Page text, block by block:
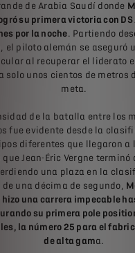
de Arabia Saudí donde
su primera victoria con
por la noche. Partiendo
el piloto alemán se aseguró
al recuperar el liderato
solo unos cientos de metros
meta.
de la batalla entre los
fue evidente desde la
diferentes que llegaron a
Jean-Éric Vergne terminó
una plaza en la
de una décima de segundo,
hizo una carrera impecable
su primera pole
la número 25 para el
de alta gama.